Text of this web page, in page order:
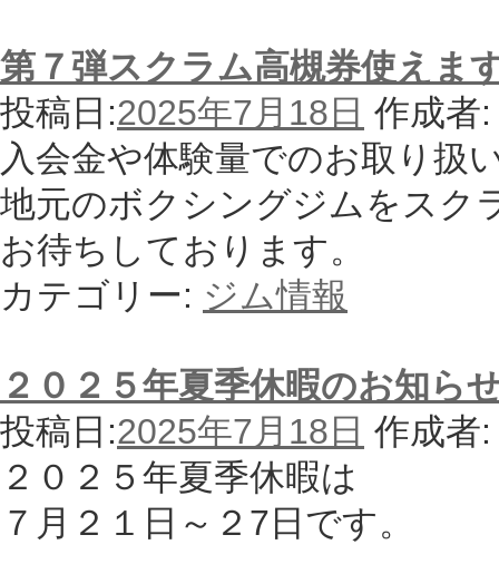
第７弾スクラム高槻券使えま
投稿日:2025年7月18日 作成者:
入会金や体験量でのお取り扱
地元のボクシングジムをスク
お待ちしております。
カテゴリー: ジム情報
２０２５年夏季休暇のお知ら
投稿日:2025年7月18日 作成者:
２０２５年夏季休暇は
７月２１日～２7日です。